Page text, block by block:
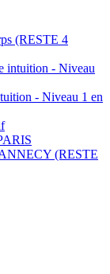
(RESTE 4
intuition - Niveau
- Niveau 1 en
(RESTE